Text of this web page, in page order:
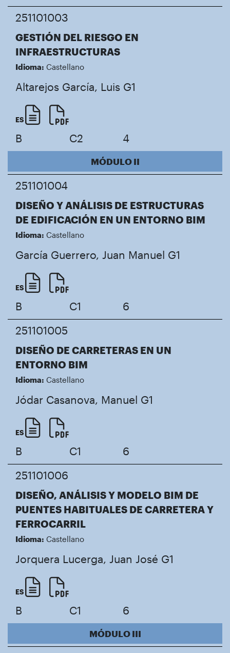
251101003
GESTIÓN DEL RIESGO EN
INFRAESTRUCTURAS
Idioma: Castellano
Altarejos García, Luis G1
ES
B C2 4
MÓDULO II
251101004
DISEÑO Y ANÁLISIS DE ESTRUCTURAS
DE EDIFICACIÓN EN UN ENTORNO BIM
Idioma: Castellano
García Guerrero, Juan Manuel G1
ES
B C1
6
251101005
DISEÑO DE CARRETERAS EN UN
ENTORNO BIM
Idioma: Castellano
Jódar Casanova, Manuel G1
ES
B C1
6
251101006
DISEÑO, ANÁLISIS Y MODELO BIM DE
PUENTES HABITUALES DE CARRETERA Y
FERROCARRIL
Idioma: Castellano
Jorquera Lucerga, Juan José G1
ES
B C1 6
MÓDULO III